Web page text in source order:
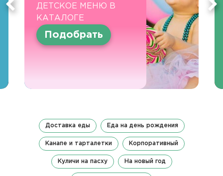
ДЕТСКОЕ МЕНЮ В
КАТАЛОГЕ
Подобрать
Доставка еды Еда на день рождения
Канапе и тарталетки Корпоративный
Куличи на пасху На новый год